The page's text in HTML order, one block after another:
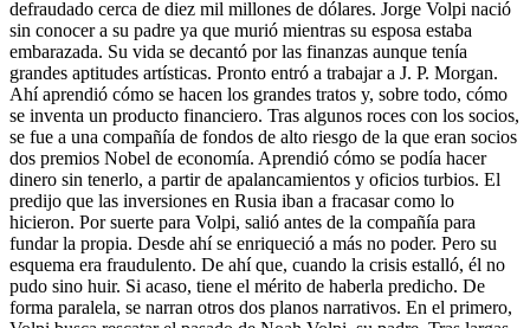
defraudado cerca de diez mil millones de dólares. Jorge Volpi nació
sin conocer a su padre ya que murió mientras su esposa estaba
embarazada. Su vida se decantó por las finanzas aunque tenía
grandes aptitudes artísticas. Pronto entró a trabajar a J. P. Morgan.
Ahí aprendió cómo se hacen los grandes tratos y, sobre todo, cómo
se inventa un producto financiero. Tras algunos roces con los socios,
se fue a una compañía de fondos de alto riesgo de la que eran socios
dos premios Nobel de economía. Aprendió cómo se podía hacer
dinero sin tenerlo, a partir de apalancamientos y oficios turbios. El
predijo que las inversiones en Rusia iban a fracasar como lo
hicieron. Por suerte para Volpi, salió antes de la compañía para
fundar la propia. Desde ahí se enriqueció a más no poder. Pero su
esquema era fraudulento. De ahí que, cuando la crisis estalló, él no
pudo sino huir. Si acaso, tiene el mérito de haberla predicho. De
forma paralela, se narran otros dos planos narrativos. En el primero,